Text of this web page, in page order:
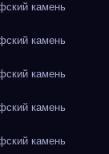
камень
камень
камень
камень
камень